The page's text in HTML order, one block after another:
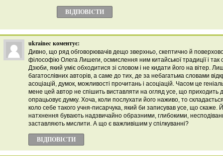
ВІДПОВІCТИ
ukrainec коментує:
Дивно, що ряд обговорювачів дещо зверхньо, скептично й
філософію Олега Лишеги, осмислення ним китайської традиції і так
Дзюби, який уміє обходитися зі словом і не кидати його на вітер.
багатослівних авторів, а саме до тих, де за небагатьма словами
асоціацій, думок, можливості прочитань і асоціацій. Часом це
мене цей автор не спішить виставляти на огляд усе, що приходить
опрацьовує думку. Хоча, коли послухати його наживо, то
коло себе такого учня-писарчука, який би записував усе, що скаже.
натхнення бувають надзвичайно образними, глибокими,
заставляють мислити. А що є важливішим у спілкуванні?
ВІДПОВІCТИ